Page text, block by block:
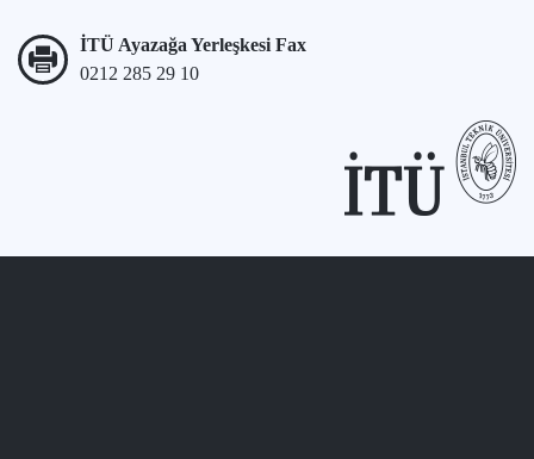
İTÜ Ayazağa Yerleşkesi Fax
0212 285 29 10